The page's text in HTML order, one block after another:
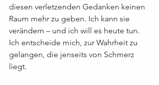
diesen verletzenden Gedanken keinen
Raum mehr zu geben. Ich kann sie
verändern – und ich will es heute tun.
Ich entscheide mich, zur Wahrheit zu
gelangen, die jenseits von Schmerz
liegt.